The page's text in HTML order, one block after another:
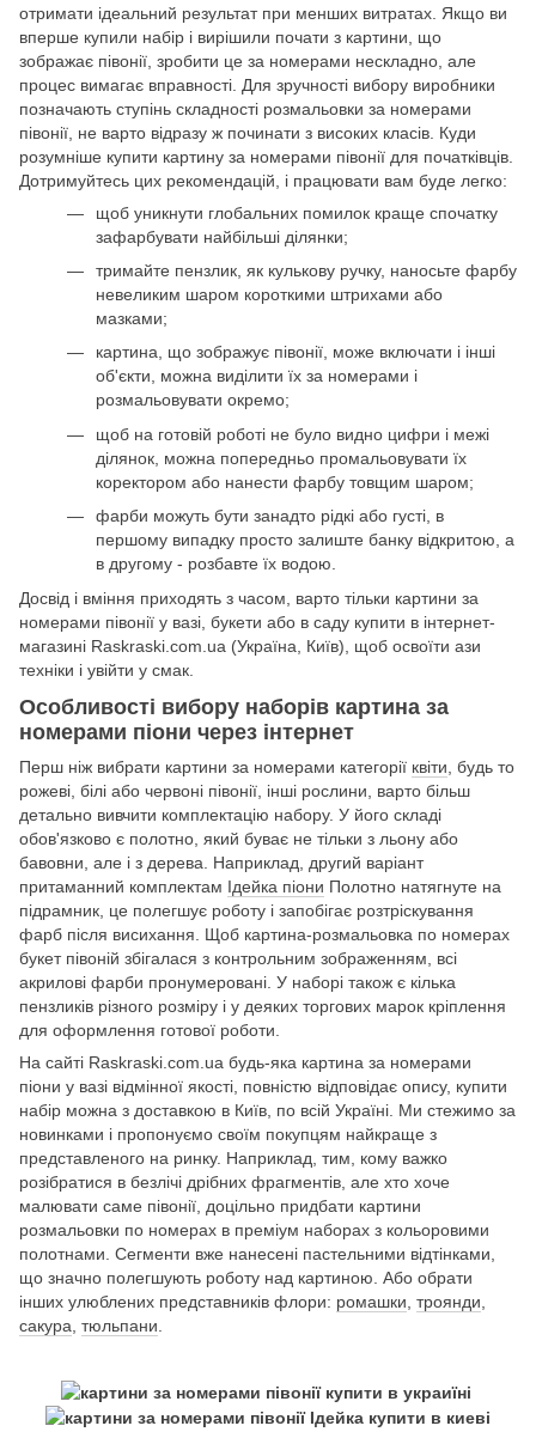
отримати ідеальний результат при менших витратах. Якщо ви
вперше купили набір і вирішили почати з картини, що
зображає півонії, зробити це за номерами нескладно, але
процес вимагає вправності. Для зручності вибору виробники
позначають ступінь складності розмальовки за номерами
півонії, не варто відразу ж починати з високих класів. Куди
розумніше купити картину за номерами півонії для початківців.
Дотримуйтесь цих рекомендацій, і працювати вам буде легко:
щоб уникнути глобальних помилок краще спочатку
зафарбувати найбільші ділянки;
тримайте пензлик, як кулькову ручку, наносьте фарбу
невеликим шаром короткими штрихами або
мазками;
картина, що зображує півонії, може включати і інші
об'єкти, можна виділити їх за номерами і
розмальовувати окремо;
щоб на готовій роботі не було видно цифри і межі
ділянок, можна попередньо промальовувати їх
коректором або нанести фарбу товщим шаром;
фарби можуть бути занадто рідкі або густі, в
першому випадку просто залиште банку відкритою, а
в другому - розбавте їх водою.
Досвід і вміння приходять з часом, варто тільки картини за
номерами півонії у вазі, букети або в саду купити в інтернет-
магазині Raskraski.com.ua (Україна, Київ), щоб освоїти ази
техніки і увійти у смак.
Особливості вибору наборів картина за
номерами піони через інтернет
Перш ніж вибрати картини за номерами категорії квіти, будь то
рожеві, білі або червоні півонії, інші рослини, варто більш
детально вивчити комплектацію набору. У його складі
обов'язково є полотно, який буває не тільки з льону або
бавовни, але і з дерева. Наприклад, другий варіант
притаманний комплектам Ідейка піони Полотно натягнуте на
підрамник, це полегшує роботу і запобігає розтріскування
фарб після висихання. Щоб картина-розмальовка по номерах
букет півоній збігалася з контрольним зображенням, всі
акрилові фарби пронумеровані. У наборі також є кілька
пензликів різного розміру і у деяких торгових марок кріплення
для оформлення готової роботи.
На сайті Raskraski.com.ua будь-яка картина за номерами
піони у вазі відмінної якості, повністю відповідає опису, купити
набір можна з доставкою в Київ, по всій Україні. Ми стежимо за
новинками і пропонуємо своїм покупцям найкраще з
представленого на ринку. Наприклад, тим, кому важко
розібратися в безлічі дрібних фрагментів, але хто хоче
малювати саме півонії, доцільно придбати картини
розмальовки по номерах в преміум наборах з кольоровими
полотнами. Сегменти вже нанесені пастельними відтінками,
що значно полегшують роботу над картиною. Або обрати
інших улюблених представників флори: ромашки, троянди,
сакура, тюльпани.